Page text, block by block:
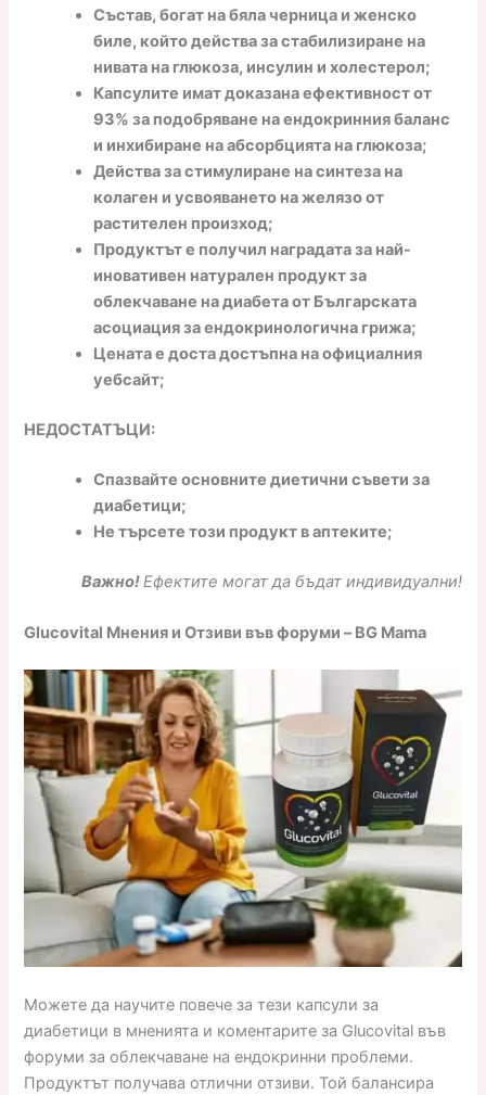
Състав, богат на бяла черница и женско
биле, който действа за стабилизиране на
нивата на глюкоза, инсулин и холестерол;
Капсулите имат доказана ефективност от
93% за подобряване на ендокринния баланс
и инхибиране на абсорбцията на глюкоза;
Действа за стимулиране на синтеза на
колаген и усвояването на желязо от
растителен произход;
Продуктът е получил наградата за най-
иновативен натурален продукт за
облекчаване на диабета от Българската
асоциация за ендокринологична грижа;
Цената е доста достъпна на официалния
уебсайт;
НЕДОСТАТЪЦИ:
Спазвайте основните диетични съвети за
диабетици;
Не търсете този продукт в аптеките;
Важно!Ефектите могат да бъдат индивидуални!
Glucovital Мнения и Отзиви във форуми – BG Mama
Можете да научите повече за тези капсули за
диабетици в мненията и коментарите за Glucovital във
форуми за облекчаване на ендокринни проблеми.
Продуктът получава отлични отзиви. Той балансира